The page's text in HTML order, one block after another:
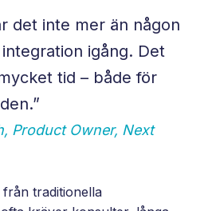
det inte mer än någon
igång. Det
tid – både för
Product Owner, Next
från traditionella